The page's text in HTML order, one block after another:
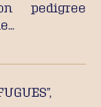
pedigree